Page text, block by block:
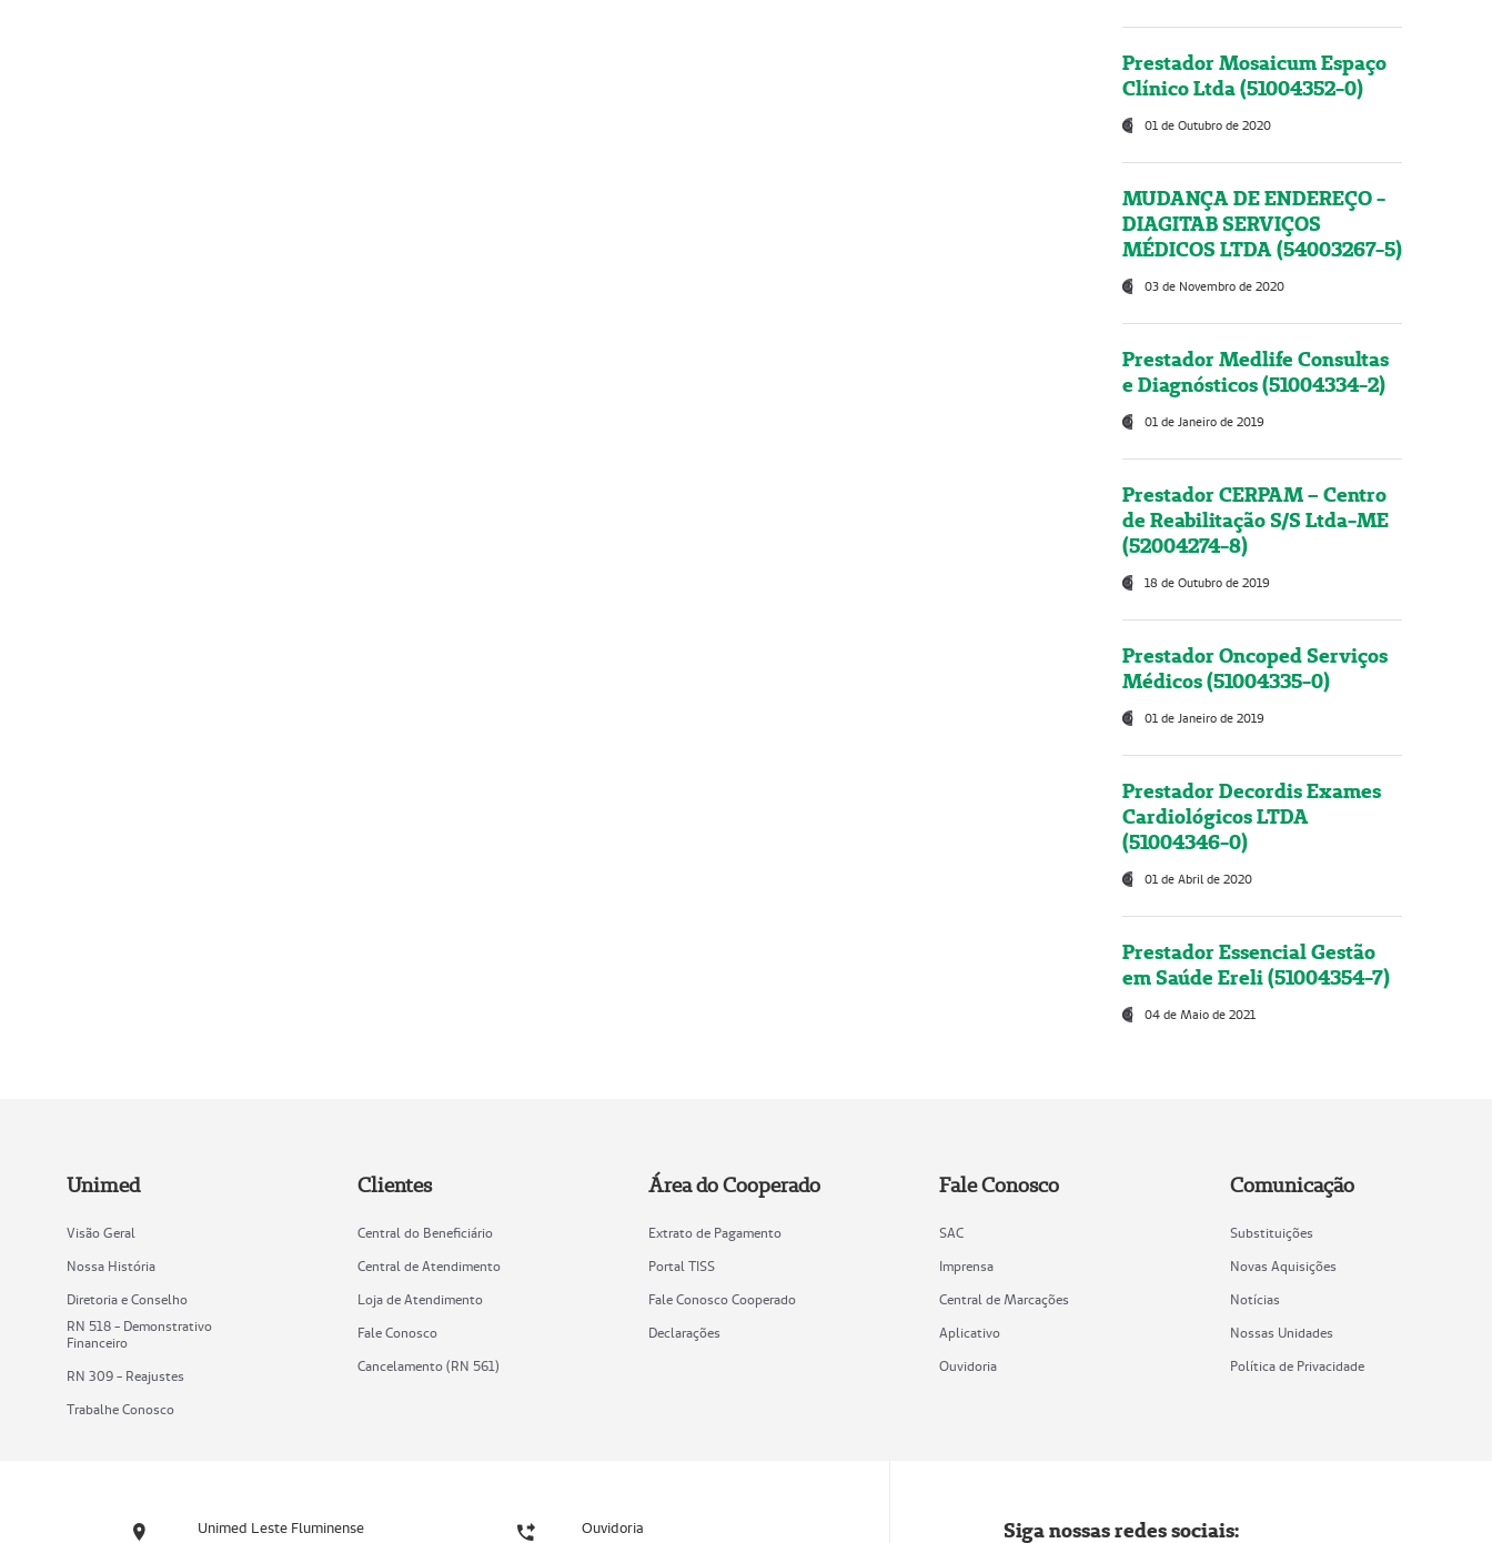
Prestador Mosaicum Espaço
Clínico Ltda (51004352-0)
01 de Outubro de 2020
MUDANÇA DE ENDEREÇO -
DIAGITAB SERVIÇOS
MÉDICOS LTDA (54003267-5)
03 de Novembro de 2020
Prestador Medlife Consultas
e Diagnósticos (51004334-2)
01 de Janeiro de 2019
Prestador CERPAM – Centro
de Reabilitação S/S Ltda-ME
(52004274-8)
18 de Outubro de 2019
Prestador Oncoped Serviços
Médicos (51004335-0)
01 de Janeiro de 2019
Prestador Decordis Exames
Cardiológicos LTDA
(51004346-0)
01 de Abril de 2020
Prestador Essencial Gestão
em Saúde Ereli (51004354-7)
04 de Maio de 2021
Unimed
Visão Geral
Nossa História
Diretoria e Conselho
RN 518 - Demonstrativo
Financeiro
RN 309 - Reajustes
Trabalhe Conosco
Clientes
Central do Beneficiário
Central de Atendimento
Loja de Atendimento
Fale Conosco
Cancelamento (RN 561)
Área do Cooperado
Extrato de Pagamento
Portal TISS
Fale Conosco Cooperado
Declarações
Fale Conosco
SAC
Imprensa
Central de Marcações
Aplicativo
Ouvidoria
Comunicação
Substituições
Novas Aquisições
Notícias
Nossas Unidades
Política de Privacidade
Unimed Leste Fluminense Ouvidoria Siga nossas redes sociais: